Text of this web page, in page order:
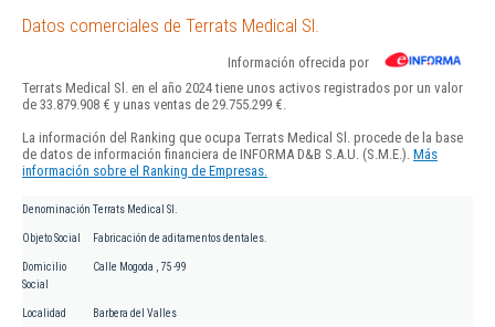
Datos comerciales de Terrats Medical Sl.
Información ofrecida por
Terrats Medical Sl. en el año 2024 tiene unos activos registrados por un valor
de 33.879.908 € y unas ventas de 29.755.299 €.
La información del Ranking que ocupa Terrats Medical Sl. procede de la base
de datos de información financiera de INFORMA D&B S.A.U. (S.M.E.). Más
información sobre el Ranking de Empresas.
Denominación Terrats Medical Sl.
Objeto Social Fabricación de aditamentos dentales.
Domicilio
Social
Calle Mogoda , 75 -99
Localidad Barbera del Valles